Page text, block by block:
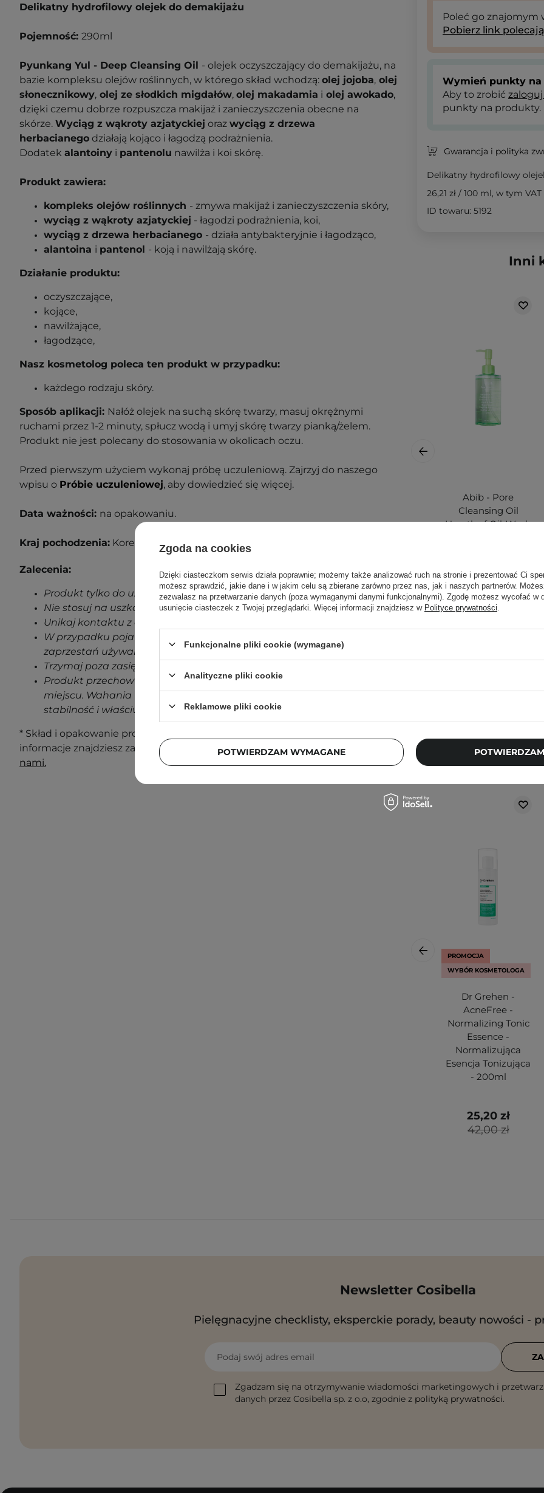
Delikatny hydrofilowy olejek do demakijażu
Pojemność: 290ml
Pyunkang Yul - Deep Cleansing Oil - olejek oczyszczający do demakijażu, na
bazie kompleksu olejów roślinnych, w którego skład wchodzą: olej jojoba, olej
słonecznikowy, olej ze słodkich migdałów, olej makadamia i olej awokado,
dzięki czemu dobrze rozpuszcza makijaż i zanieczyszczenia obecne na
skórze. Wyciąg z wąkroty azjatyckiej oraz wyciąg z drzewa
herbacianego działają kojąco i łagodzą podrażnienia.
Dodatek alantoiny i pantenolu nawilża i koi skórę.
Produkt zawiera:
kompleks olejów roślinnych - zmywa makijaż i zanieczyszczenia skóry,
wyciąg z wąkroty azjatyckiej - łagodzi podrażnienia, koi,
wyciąg z drzewa herbacianego - działa antybakteryjnie i łagodząco,
alantoina i pantenol - koją i nawilżają skórę.
Działanie produktu:
oczyszczające,
kojące,
nawilżające,
łagodzące,
Nasz kosmetolog poleca ten produkt w przypadku:
każdego rodzaju skóry.
Sposób aplikacji: Nałóż olejek na suchą skórę twarzy, masuj okrężnymi
ruchami przez 1-2 minuty, spłucz wodą i umyj skórę twarzy pianką/żelem.
Produkt nie jest polecany do stosowania w okolicach oczu.
Przed pierwszym użyciem wykonaj próbę uczuleniową. Zajrzyj do naszego
wpisu o Próbie uczuleniowej, aby dowiedzieć się więcej.
Data ważności: na opakowaniu.
Kraj pochodzenia: Korea Południowa
Zalecenia:
Produkt tylko do użytku zewnętrznego.
Nie stosuj na uszkodzoną skórę.
Unikaj kontaktu z oczami.
W przypadku pojawienia się jakichkolwiek oznak podrażnienia,
zaprzestań używania produktu.
Trzymaj poza zasięgiem dzieci.
Produkt przechowuj w temperaturze pokojowej, w zacienionym
miejscu. Wahania temperatur podczas transportu nie wpłyną na
stabilność i właściwości produktu.
* Skład i opakowanie produktu mogą ulec zmianie. Najbardziej aktualne
informacje znajdziesz zawsze na opakowaniu. Masz pytania?Skontaktuj się z
nami.
Poleć go znajomym
Pobierz link
Wymień punkty na
Aby to zrobić zaloguj
punkty na produkty.
Gwarancja i polityka
Delikatny hydrofilowy
26,21 zł / 100 ml, w tym VAT
ID towaru: 5192
Inni
Abib - Pore
Cleansing Oil
Heartleaf Oil-Wash
Wydzielanie
Sebum - 200ml
72,00 zł
Klienci,
PROMOCJA
WYBÓR KOSMETOLOGA
Dr Grehen -
AcneFree -
Normalizing Tonic
Essence -
Normalizująca
Esencja Tonizująca
- 200ml
42,00 zł
25,20 zł
Newsletter Cosibella
Pielęgnacyjne checklisty, eksperckie porady, beauty nowości -
Podaj swój adres email
Zgadzam się na otrzymywanie wiadomości marketingowych i
danych przez Cosibella sp. z o.o, zgodnie z polityką prywatności.
Zgoda na cookies
Dzięki ciasteczkom serwis działa poprawnie; możemy także analizować ruch na stronie i prezentować Ci
możesz sprawdzić, jakie dane i w jakim celu są zbierane zarówno przez nas, jak i naszych partnerów.
zezwalasz na przetwarzanie danych (poza wymaganymi danymi funkcjonalnymi). Zgodę możesz wycofać w
usunięcie ciasteczek z Twojej przeglądarki. Więcej informacji znajdziesz w Polityce prywatności
Funkcjonalne pliki cookie (wymagane)
Analityczne pliki cookie
Reklamowe pliki cookie
POTWIERDZAM WYMAGANE